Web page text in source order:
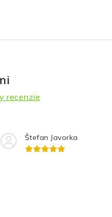
recenzie
Štefan Javorka